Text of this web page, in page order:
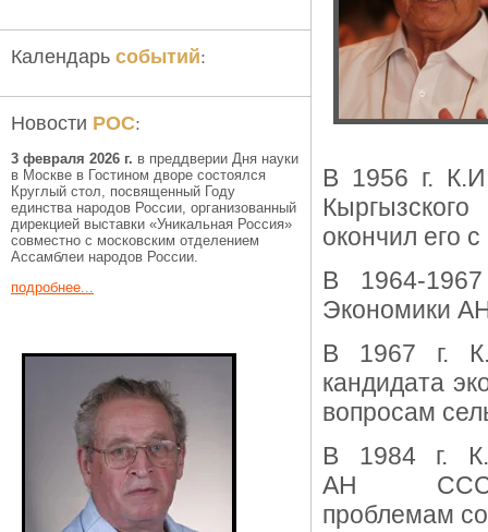
Календарь событий:
Новости РОС:
3 февраля 2026 г. в преддверии Дня науки
в Москве в Гостином дворе состоялся
Круглый стол, посвященный Году
единства народов России, организованный
дирекцией выставки «Уникальная Россия»
совместно с московским отделением
Ассамблеи народов России.
подробнее...
В 1956 г.
окончил его
В 1964-
Экономики
В 1967 г.
кандидата
вопросам
В 1984 г.
АН СССР
проблемам